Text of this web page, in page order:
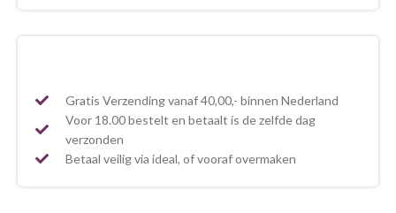
Gratis Verzending vanaf 40,00,- binnen Nederland
Voor 18.00 bestelt en betaalt is de zelfde dag
verzonden
Betaal veilig via ideal, of vooraf overmaken